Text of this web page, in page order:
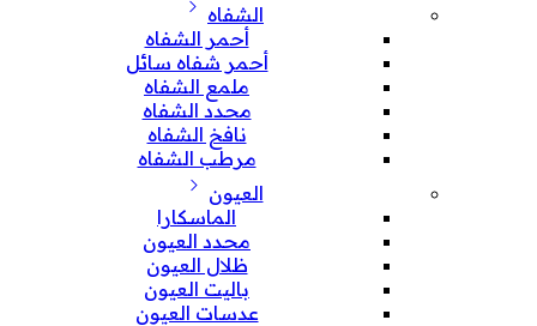
الشفاه
أحمر الشفاه
أحمر شفاه سائل
ملمع الشفاه
محدد الشفاه
نافخ الشفاه
مرطب الشفاه
العيون
الماسكارا
محدد العيون
ظلال العيون
باليت العيون
عدسات العيون